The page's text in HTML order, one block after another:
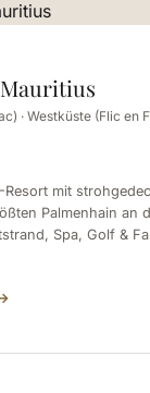
· Westküste (Flic en
mit
Palmenhain an
Spa, Golf &